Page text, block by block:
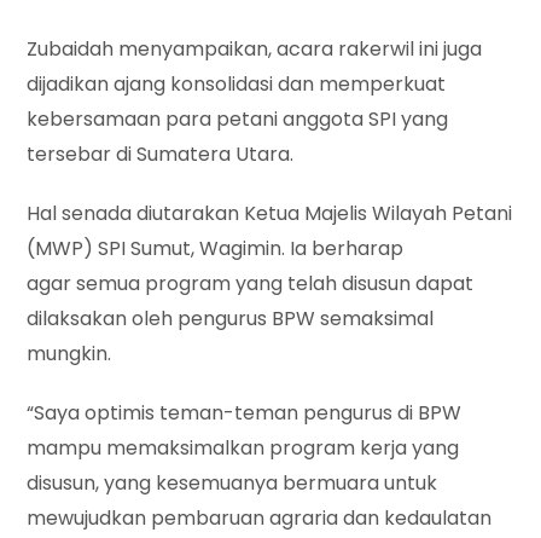
Zubaidah menyampaikan, acara rakerwil ini juga
dijadikan ajang konsolidasi dan memperkuat
kebersamaan para petani anggota SPI yang
tersebar di Sumatera Utara.
Hal senada diutarakan Ketua Majelis Wilayah Petani
(MWP) SPI Sumut, Wagimin. Ia berharap
agar semua program yang telah disusun dapat
dilaksakan oleh pengurus BPW semaksimal
mungkin.
“Saya optimis teman-teman pengurus di BPW
mampu memaksimalkan program kerja yang
disusun, yang kesemuanya bermuara untuk
mewujudkan pembaruan agraria dan kedaulatan